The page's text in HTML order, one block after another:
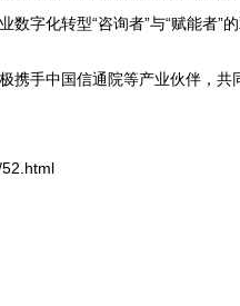
字化转型“咨询者”与“赋能者”的
携手中国信通院等产业伙伴，